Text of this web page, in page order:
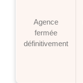
Agence
fermée
définitivement